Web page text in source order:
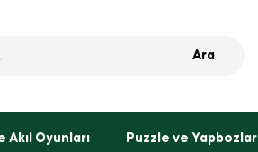
Ara
Akıl Oyunları Puzzle ve Yapbozlar